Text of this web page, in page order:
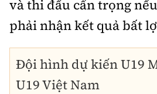
và thi đấu cẩn trọng
phải nhận kết quả bất
Đội hình dự kiến U19
U19 Việt Nam